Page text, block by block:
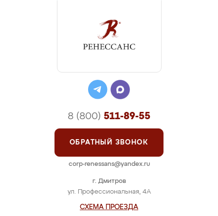
г. Дмитров
ул. Профессиональная, 4А
СХЕМА ПРОЕЗДА
8 (800) 511-89-55
ОБРАТНЫЙ ЗВОНОК
corp-renessans@yandex.ru